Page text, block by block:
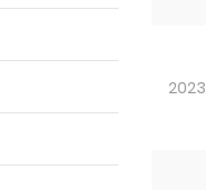
2023